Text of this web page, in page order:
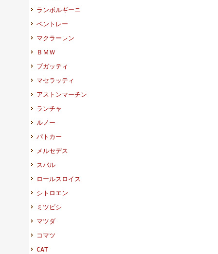
ランボルギーニ
ベントレー
マクラーレン
ＢＭＷ
ブガッティ
マセラッティ
アストンマーチン
ランチャ
ルノー
パトカー
メルセデス
スバル
ロールスロイス
シトロエン
ミツビシ
マツダ
コマツ
CAT